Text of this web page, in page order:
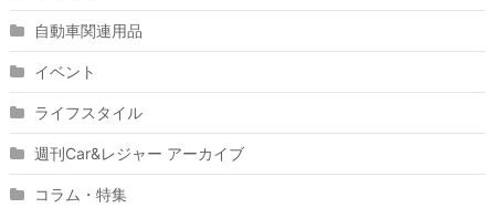
自動車関連用品
イベント
ライフスタイル
週刊Car&レジャー アーカイブ
コラム・特集